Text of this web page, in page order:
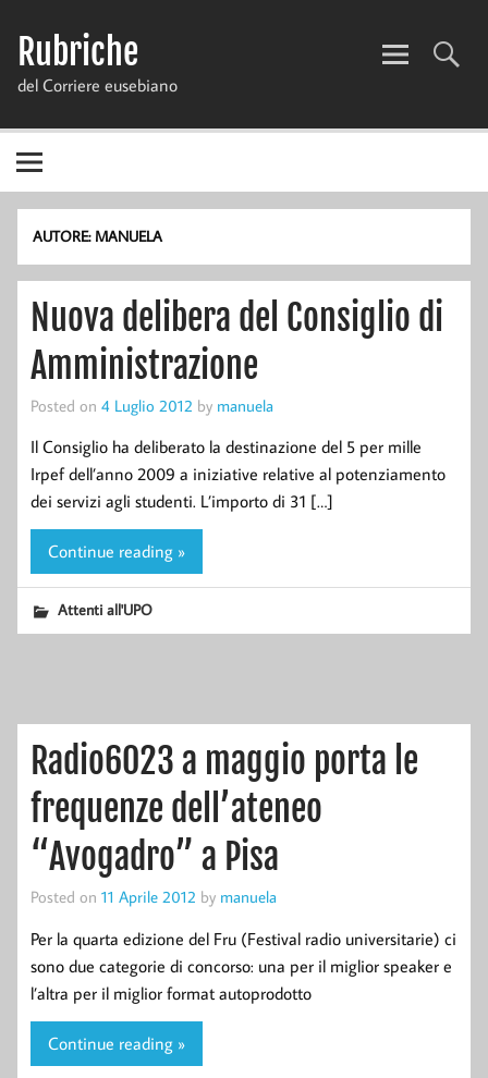
contentRubriche
del Corriere eusebiano
AUTORE: MANUELA
Nuova delibera del Consiglio di
Amministrazione
Posted on 4 Luglio 2012 by manuela
Il Consiglio ha deliberato la destinazione del 5 per mille
Irpef dell’anno 2009 a iniziative relative al potenziamento
dei servizi agli studenti. L’importo di 31 […]
Continue reading »
Attenti all'UPO
Radio6023 a maggio porta le
frequenze dell’ateneo
“Avogadro” a Pisa
Posted on 11 Aprile 2012 by manuela
Per la quarta edizione del Fru (Festival radio universitarie) ci
sono due categorie di concorso: una per il miglior speaker e
l’altra per il miglior format autoprodotto
Continue reading »